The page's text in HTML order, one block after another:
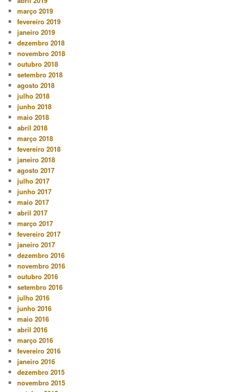
março 2019
fevereiro 2019
janeiro 2019
dezembro 2018
novembro 2018
outubro 2018
setembro 2018
agosto 2018
julho 2018
junho 2018
maio 2018
abril 2018
março 2018
fevereiro 2018
janeiro 2018
agosto 2017
julho 2017
junho 2017
maio 2017
abril 2017
março 2017
fevereiro 2017
janeiro 2017
dezembro 2016
novembro 2016
outubro 2016
setembro 2016
julho 2016
junho 2016
maio 2016
abril 2016
março 2016
fevereiro 2016
janeiro 2016
dezembro 2015
novembro 2015